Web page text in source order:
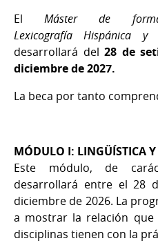
ElMáster de
Lexicografía Hispánica y
desarrollará del28 de
diciembre de 2027.
La beca por tanto
MÓDULO I: LINGÜÍSTICA
Este módulo, de
desarrollará entre el 28
diciembre de 2026. La
a mostrar la relación
disciplinas tienen con la